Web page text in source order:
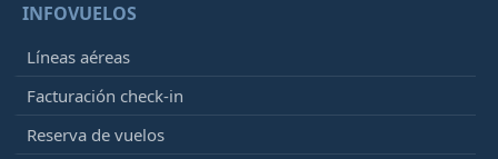
INFOVUELOS
Líneas aéreas
Facturación check-in
Reserva de vuelos